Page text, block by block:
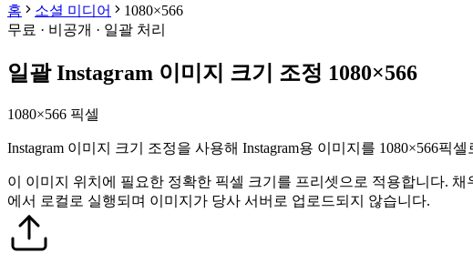
홈
소셜 미디어
1080×566
무료 · 비공개 · 일괄 처리
일괄 Instagram 이미지 크기 조정 1080×566
1080×566 픽셀
Instagram 이미지 크기 조정을 사용해 Instagram용 이미지를 1080×566픽
이 이미지 위치에 필요한 정확한 픽셀 크기를 프리셋으로 적용합니다. 채
에서 로컬로 실행되며 이미지가 당사 서버로 업로드되지 않습니다.